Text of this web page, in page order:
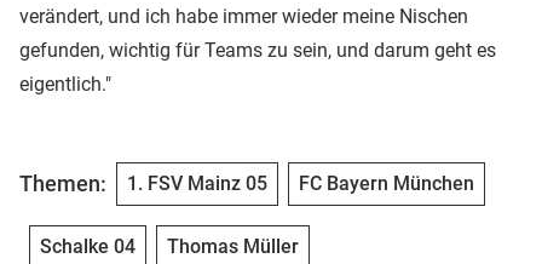
verändert, und ich habe immer wieder meine Nischen
gefunden, wichtig für Teams zu sein, und darum geht es
eigentlich."
Themen: 1. FSV Mainz 05 FC Bayern München
Schalke 04 Thomas Müller